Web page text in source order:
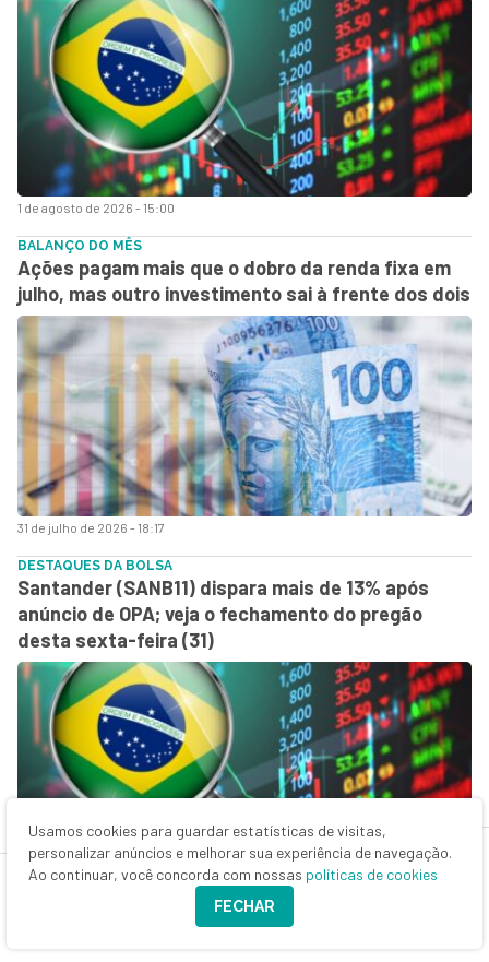
1 de agosto de 2026 - 15:00
31 de julho de 2026 - 18:17
BALANÇO DO MÊS
Ações pagam mais que o dobro da renda fixa em
julho, mas outro investimento sai à frente dos dois
31 de julho de 2026 - 13:44
DESTAQUES DA BOLSA
Santander (SANB11) dispara mais de 13% após
anúncio de OPA; veja o fechamento do pregão
desta sexta-feira (31)
O recado da Vale (VALE3) para mercado: olho no
Usamos cookies para guardar estatísticas de visitas,
personalizar anúncios e melhorar sua experiência de navegação.
Ao continuar, você concorda com nossas políticas de cookies
FECHAR